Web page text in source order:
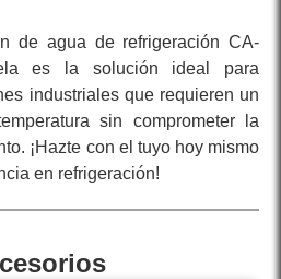
de agua de refrigeración CA-
es la solución ideal para
industriales que requieren un
sin comprometer la
¡Hazte con el tuyo hoy mismo
en refrigeración!